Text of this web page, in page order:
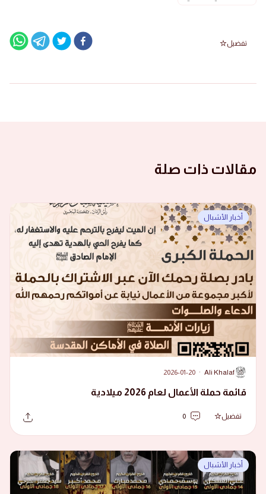
تفضيل
مقالات ذات صلة
أخبار الأشبال
A
Ali Khalaf
·
2026-01-20
قائمة حملة الأعمال لعام 2026 ميلادية
تفضيل 0
أخبار الأشبال